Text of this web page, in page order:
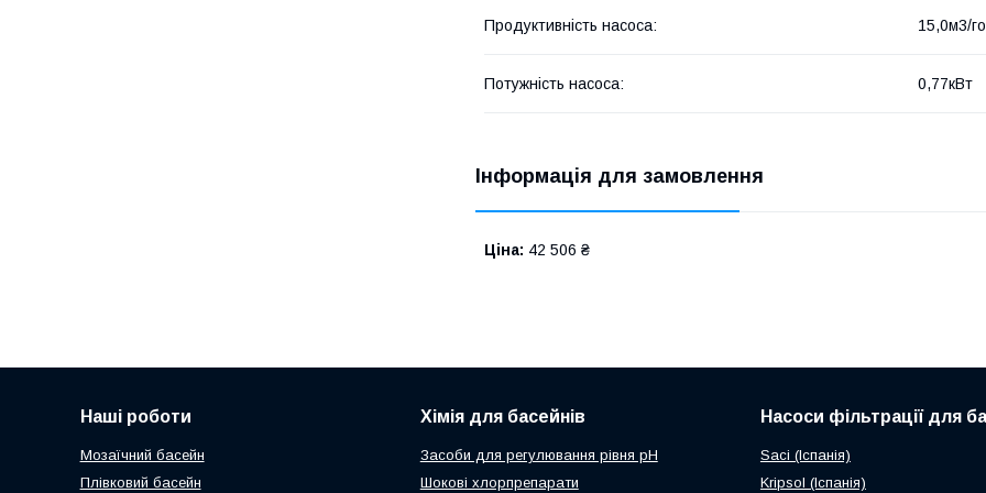
Продуктивність насоса: 15,0м3/
Потужність насоса: 0,77кВт
Інформація для замовлення
Ціна: 42 506 ₴
Наші роботи
Мозаїчний басейн
Плівковий басейн
Хімія для басейнів
Засоби для регулювання рівня рН
Шокові хлорпрепарати
Насоси фільтрації для
Saci (Іспанія)
Kripsol (Іспанія)